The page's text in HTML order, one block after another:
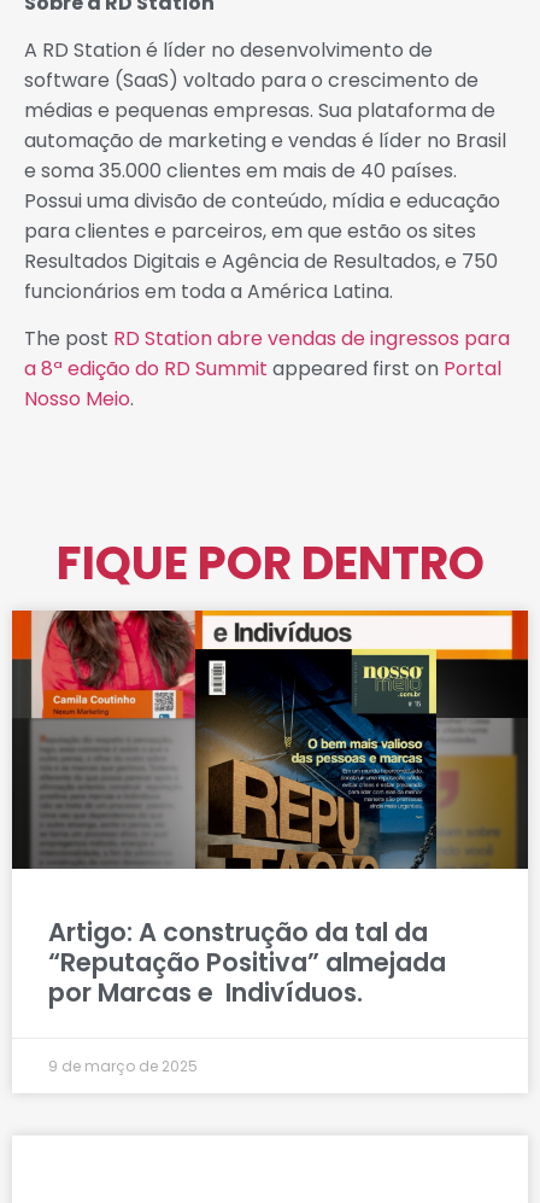
A RD Station é líder no desenvolvimento de
software (SaaS) voltado para o crescimento de
médias e pequenas empresas. Sua plataforma de
automação de marketing e vendas é líder no Brasil
e soma 35.000 clientes em mais de 40 países.
Possui uma divisão de conteúdo, mídia e educação
para clientes e parceiros, em que estão os sites
Resultados Digitais e Agência de Resultados, e 750
funcionários em toda a América Latina.
The post RD Station abre vendas de ingressos para
a 8ª edição do RD Summit appeared first on Portal
Nosso Meio.
FIQUE POR DENTRO
Artigo: A construção da tal da
“Reputação Positiva” almejada
por Marcas e Indivíduos.
9 de março de 2025